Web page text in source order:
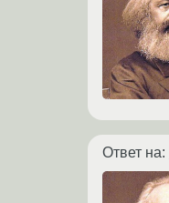
Ответ на: